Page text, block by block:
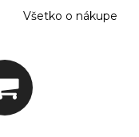
Všetko o nákupe